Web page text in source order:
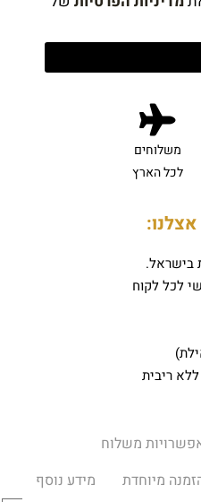
משלוחים
לכל הארץ
בישראל.
לכל לקוח
ריבית
משלוח
מיוחדת
מידע נוסף